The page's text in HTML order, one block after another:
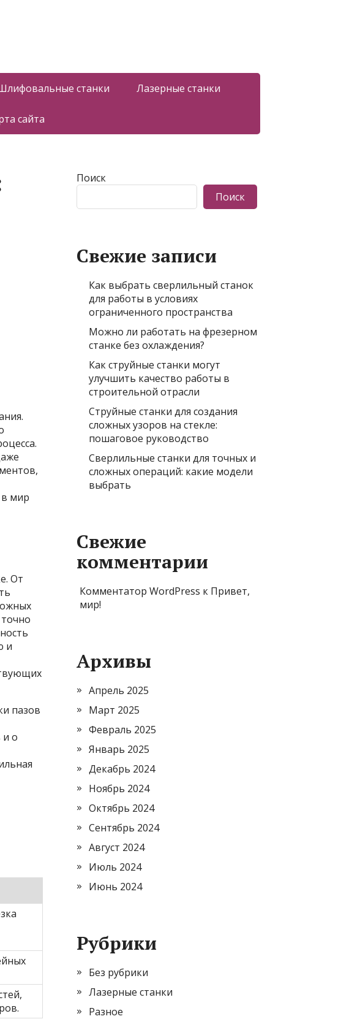
станки Лазерные станки
сайта
в мир
От
и
пазов
о
Поиск
Поиск
Свежие записи
Как выбрать сверлильный станок
для работы в условиях
ограниченного пространства
Можно ли работать на фрезерном
станке без охлаждения?
Как струйные станки могут
улучшить качество работы в
строительной отрасли
Струйные станки для создания
сложных узоров на стекле:
пошаговое руководство
Сверлильные станки для точных и
сложных операций: какие модели
выбрать
Свежие
комментарии
Комментатор WordPress к Привет,
мир!
Архивы
Апрель 2025
Март 2025
Февраль 2025
Январь 2025
Декабрь 2024
Ноябрь 2024
Октябрь 2024
Сентябрь 2024
Август 2024
Июль 2024
Июнь 2024
Рубрики
Без рубрики
Лазерные станки
Разное